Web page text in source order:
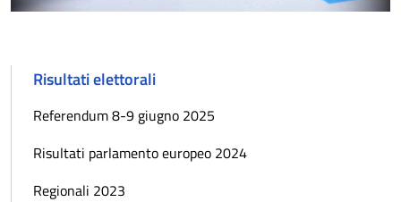
Risultati elettorali
Referendum 8-9 giugno 2025
Risultati parlamento europeo 2024
Regionali 2023